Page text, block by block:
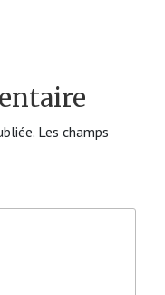
Les champs